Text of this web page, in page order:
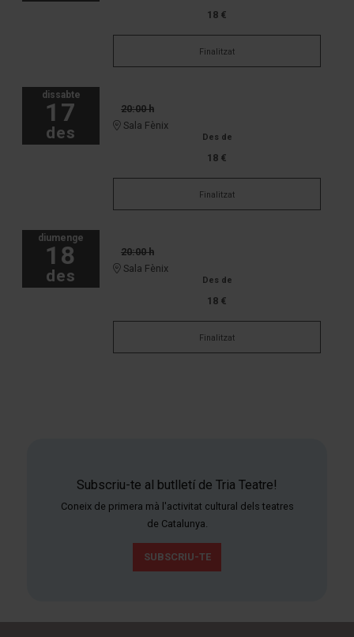
18 €
Finalitzat
dissabte
17
des
20:00 h
Sala Fènix
Des de
18 €
Finalitzat
diumenge
18
des
20:00 h
Sala Fènix
Des de
18 €
Finalitzat
Subscriu-te al butlletí de Tria Teatre!
Coneix de primera mà l'activitat cultural dels teatres
de Catalunya.
SUBSCRIU-TE